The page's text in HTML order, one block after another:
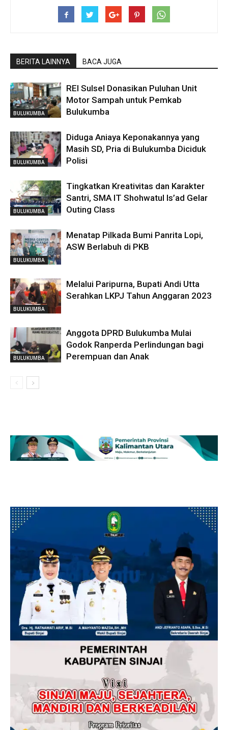
BERITA LAINNYA BACA JUGA
BULUKUMBA
REI Sulsel Donasikan Puluhan Unit
Motor Sampah untuk Pemkab
Bulukumba
BULUKUMBA
Diduga Aniaya Keponakannya yang
Masih SD, Pria di Bulukumba Diciduk
Polisi
BULUKUMBA
Tingkatkan Kreativitas dan Karakter
Santri, SMA IT Shohwatul Is’ad Gelar
Outing Class
BULUKUMBA
Menatap Pilkada Bumi Panrita Lopi,
ASW Berlabuh di PKB
BULUKUMBA
Melalui Paripurna, Bupati Andi Utta
Serahkan LKPJ Tahun Anggaran 2023
BULUKUMBA
Anggota DPRD Bulukumba Mulai
Godok Ranperda Perlindungan bagi
Perempuan dan Anak